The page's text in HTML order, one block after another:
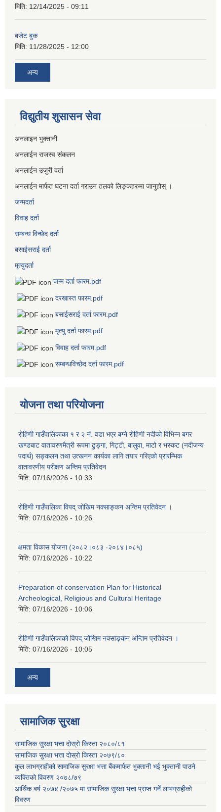
मिति: 12/14/2025 - 09:11
बजेट बुक
मिति: 11/28/2025 - 12:00
अन्य
विद्युतीय शुसासन सेवा
अनलाइन भुक्तानी
अनलाईन राजस्व संकलन
अनलाईन उजुरी दर्ता
अनलाईन मार्फत घटना दर्ता गराउन तलको लिङ्कहरुमा जानुहोस् ।
जन्मदर्ता
विवाह दर्ता
सम्बन्ध विच्छेद दर्ता
बसाईसराई दर्ता
मृत्युदर्ता
जन्म दर्ता फारम.pdf
दरखास्त फारम.pdf
बसाईसराई दर्ता फारम.pdf
मृत्यु दर्ता फारम.pdf
विवाह दर्ता फारम.pdf
सम्बन्धविच्छेद दर्ता फारम.pdf
योजना तथा परियोजना
रोहिणी गाउँपालिकाका १ र २ नं. वडा भएर बग्ने रोहिणी नदीको विभिन्न बगर
खण्डबाट वातावरणमैत्री रूपमा ढुङ्गा, गिट्टी, बालुवा, माटो र भस्कट (नदीजन्य
पदार्थ) सङ्कलन तथा उत्खनन कार्यका लागि तयार गरिएको प्रारम्भिक
वातावरणीय परीक्षण अन्तिम प्रतिवेदन
मिति: 07/16/2026 - 10:33
रोहिणी गाउँपालिका विपद् जोखिम नक्साङ्कन अन्तिम प्रतिवेदन ।
मिति: 07/16/2026 - 10:26
क्षमता विकास योजना (२०८२।०८३‍ -२०८४।०८५)
मिति: 07/16/2026 - 10:22
Preparation of conservation Plan for Historical
Archeological, Religious and Cultural Heritage
मिति: 07/16/2026 - 10:06
रोहिणी गाउँपालिकाको विपद् जोखिम नक्साङ्कन अन्तिम प्रतिवेदन ।
मिति: 07/16/2026 - 10:05
अन्य
सामाजिक सुरक्षा
सामाजिक सुरक्षा भत्ता दोस्रो किस्ता २०८०/८१
सामाजिक सुरक्षा भत्ता दोस्रो किस्ता २०७९/८०
कुल लाभग्राहीको सामाजिक सुरक्षा भत्ता बैंकमार्फत भुक्तानी भई भुक्तानी पाउने
व्यक्तिको विवरण २०७८/७९
आर्थिक बर्ष २०७४ /२०७५ मा सामाजिक सुरक्षा भत्ता प्राप्त गर्ने लाभग्राहीको
विवरण